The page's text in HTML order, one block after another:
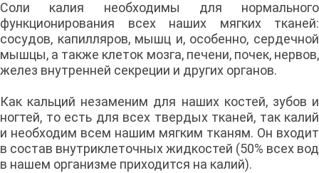
Соли калия необходимы для нормального
функционирования всех наших мягких тканей:
сосудов, капилляров, мышц и, особенно, сердечной
мышцы, а также клеток мозга, печени, почек, нервов,
желез внутренней секреции и других органов.
Как кальций незаменим для наших костей, зубов и
ногтей, то есть для всех твердых тканей, так калий
и необходим всем нашим мягким тканям. Он входит
в состав внутриклеточных жидкостей (50% всех вод
в нашем организме приходится на калий).